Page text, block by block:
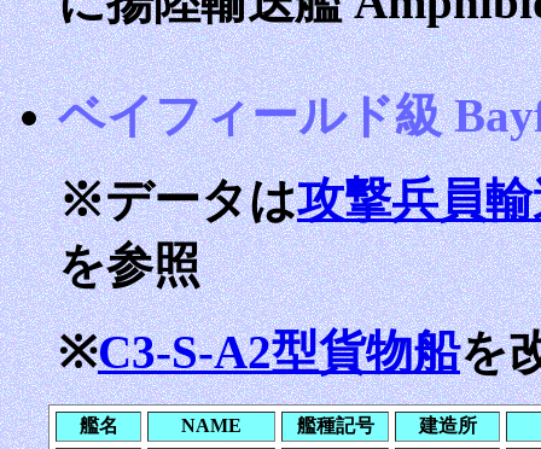
ベイフィールド級
※データは攻撃兵員
を参照
※C3-S-A2型貨物船を
艦名 NAME 艦種記号 建造所